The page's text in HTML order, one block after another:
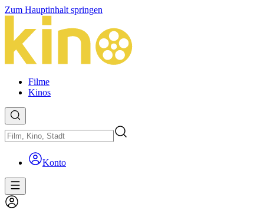
Zum Hauptinhalt springen
Filme
Kinos
Konto